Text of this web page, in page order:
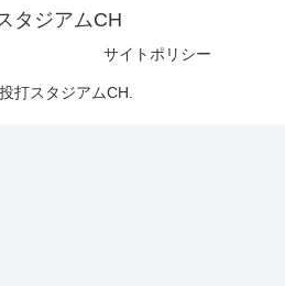
タジアムCH
サイトポリシー
打スタジアムCH.